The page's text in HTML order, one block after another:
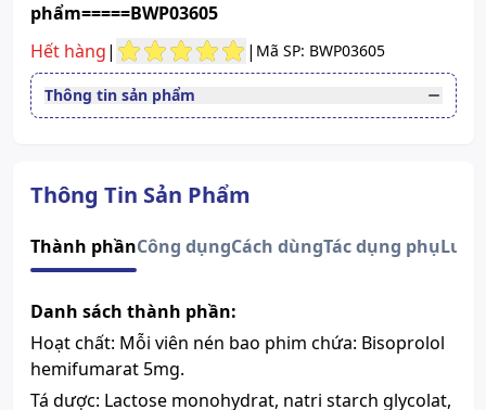
phẩm=====BWP03605
Hết hàng| | Mã SP: BWP03605
Thông tin sản phẩm
Quy cách
3 vỉ x 10 viên
Laboratories
Nước sản xuất
PT. Novell Pharmaceutical
Xuất xứ thương
Novell.
Số đăng ký
Hướng dẫn tra cứu số đăng ký thuốc được cấp phép
Thông Tin Sản Phẩm
Thành phầnCông dụngCách dùngTác dụng phụLưu
Danh sách thành phần:
Hoạt chất: Mỗi viên nén bao phim chứa: Bisoprolol
hemifumarat 5mg.
Tá dược: Lactose monohydrat, natri starch glycolat,